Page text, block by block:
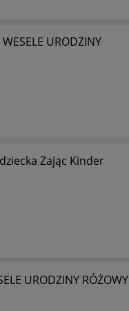
URODZINY
Zając Kinder
URODZINY RÓŻOWY